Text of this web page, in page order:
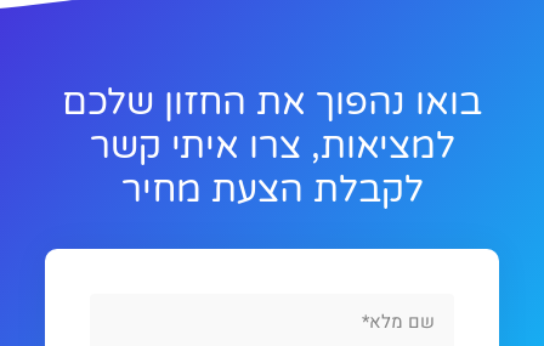
בואו נהפוך את החזון שלכם
למציאות, צרו איתי קשר
לקבלת הצעת מחיר
Name